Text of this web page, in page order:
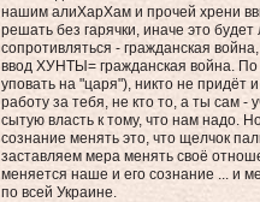
нашим алиХарХам и прочей хрени
решать без гарячки, иначе это
сопротивляться - гражданская
ввод ХУНТЫ= гражданская война. По
уповать на "царя"), никто не придёт
работу за тебя, не кто то, а ты сам -
сытую власть к тому, что нам надо.
сознание менять это, что щелчок
заставляем мера менять своё
меняется наше и его сознание ... и
по всей Украине.